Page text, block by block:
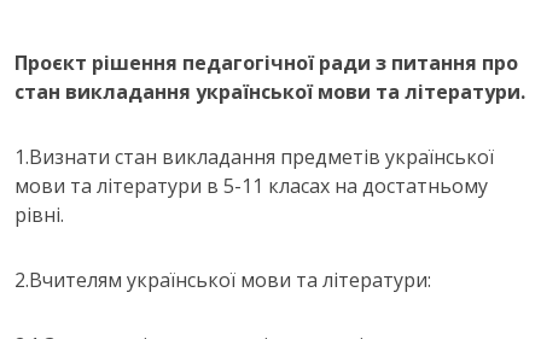
Проєкт рішення педагогічної ради з питання про
стан викладання української мови та літератури.
1.Визнати стан викладання предметів української
мови та літератури в 5-11 класах на достатньому
рівні.
2.Вчителям української мови та літератури: